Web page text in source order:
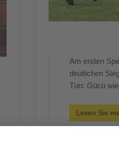
Am ersten
deutlichen
Türc Gücü
Lesen Sie